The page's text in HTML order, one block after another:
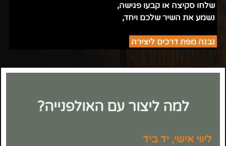
שלחו סקיצה או קבעו פגישה,
נשמע את השיר שלכם ויחד,
נבנה מפת דרכים ליצירה
למה ליצור עם האולפנייה?
ליווי אישי, יד ביד